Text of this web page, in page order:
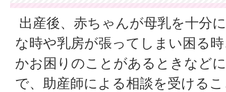
出産後、赤ちゃんが母乳を十分
な時や乳房が張ってしまい困る
かお困りのことがあるときなど
で、助産師による相談を受ける